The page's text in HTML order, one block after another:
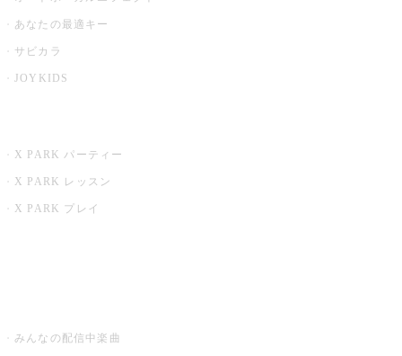
あなたの最適キー
サビカラ
JOYKIDS
X PARK パーティー
X PARK レッスン
X PARK プレイ
みんなの配信中楽曲